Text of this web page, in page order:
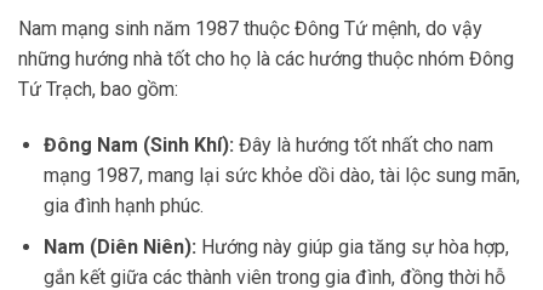
Nam mạng sinh năm 1987 thuộc Đông Tứ mệnh, do vậy
những hướng nhà tốt cho họ là các hướng thuộc nhóm Đông
Tứ Trạch, bao gồm:
Đông Nam (Sinh Khí): Đây là hướng tốt nhất cho nam
mạng 1987, mang lại sức khỏe dồi dào, tài lộc sung mãn,
gia đình hạnh phúc.
Nam (Diên Niên): Hướng này giúp gia tăng sự hòa hợp,
gắn kết giữa các thành viên trong gia đình, đồng thời hỗ